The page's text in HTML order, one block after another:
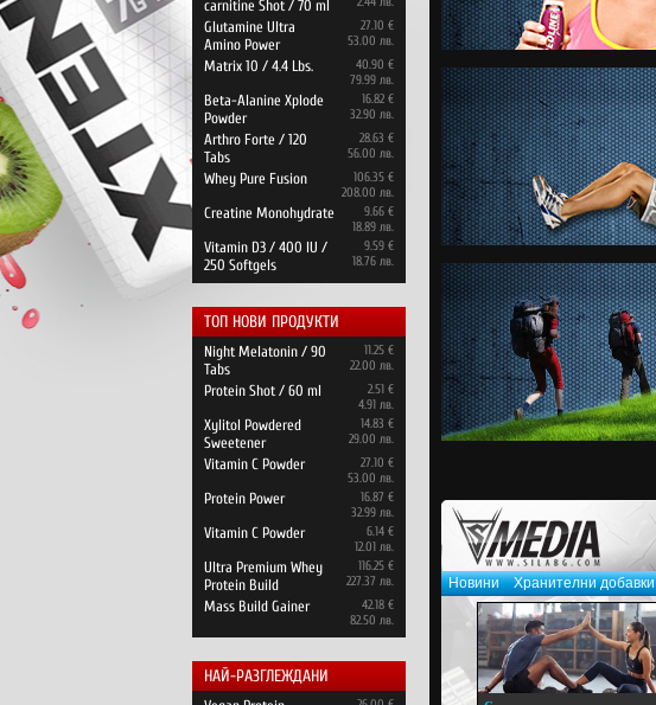
carnitine Shot / 70 ml
Glutamine Ultra
Amino Power
27.10 €
53.00 лв.
Matrix 10 / 4.4 Lbs.
40.90 €
79.99 лв.
Beta-Alanine Xplode
Powder
16.82 €
32.90 лв.
Arthro Forte / 120
Tabs
28.63 €
56.00 лв.
Whey Pure Fusion
106.35 €
208.00 лв.
Creatine Monohydrate
9.66 €
18.89 лв.
Vitamin D3 / 400 IU /
250 Softgels
9.59 €
18.76 лв.
ТОП НОВИ ПРОДУКТИ
Night Melatonin / 90
Tabs
11.25 €
22.00 лв.
Protein Shot / 60 ml
2.51 €
4.91 лв.
Xylitol Powdered
Sweetener
14.83 €
29.00 лв.
Vitamin C Powder
27.10 €
53.00 лв.
Protein Power
16.87 €
32.99 лв.
Vitamin C Powder
6.14 €
12.01 лв.
Ultra Premium Whey
Protein Build
116.25 €
227.37 лв.
Mass Build Gainer
42.18 €
82.50 лв.
НАЙ-РАЗГЛЕЖДАНИ
Новини Хранителни добавки